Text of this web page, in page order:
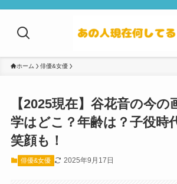
ホーム 俳優&女優
【2025現在】谷花音の今の
学はどこ？年齢は？子役時
笑顔も！
俳優&女優 2025年9月17日